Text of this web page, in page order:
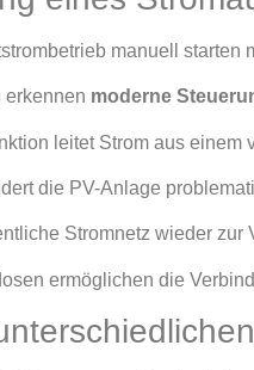
manuell starten
erkennen moderne
leitet Strom aus
die PV-Anlage
Stromnetz wieder zur
ermöglichen die